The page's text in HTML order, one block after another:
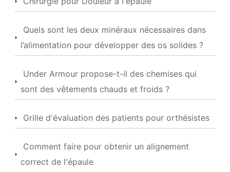
Quels sont les deux minéraux nécessaires dans
l’alimentation pour développer des os solides ?
Under Armour propose-t-il des chemises qui
sont des vêtements chauds et froids ?
Grille d'évaluation des patients pour orthésistes
Comment faire pour obtenir un alignement
correct de l'épaule